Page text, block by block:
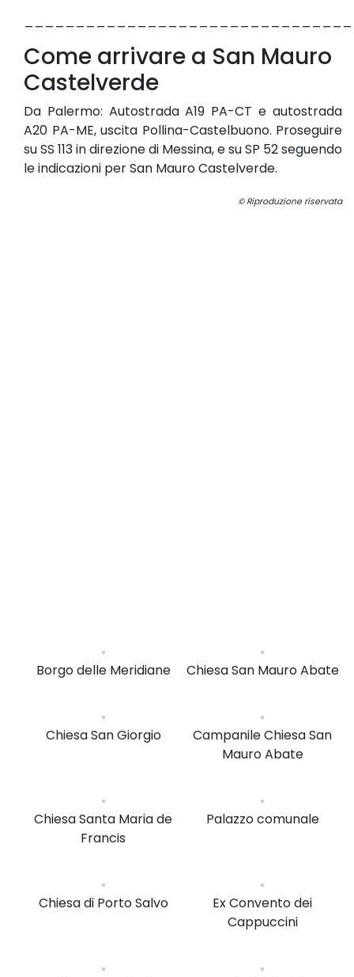
Come arrivare a San Mauro
Castelverde
Da Palermo: Autostrada A19 PA-CT e autostrada
A20 PA-ME, uscita Pollina-Castelbuono. Proseguire
su SS 113 in direzione di Messina, e su SP 52 seguendo
le indicazioni per San Mauro Castelverde.
© Riproduzione riservata
Borgo delle Meridiane Chiesa San Mauro Abate
Chiesa San Giorgio
Campanile Chiesa San
Mauro Abate
Chiesa Santa Maria de
Francis
Palazzo comunale
Chiesa di Porto Salvo
Ex Convento dei
Cappuccini